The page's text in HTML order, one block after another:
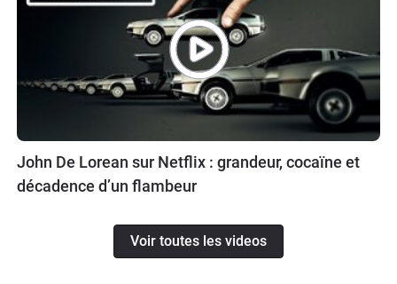
John De Lorean sur Netflix : grandeur, cocaïne et
décadence d’un flambeur
Voir toutes les videos